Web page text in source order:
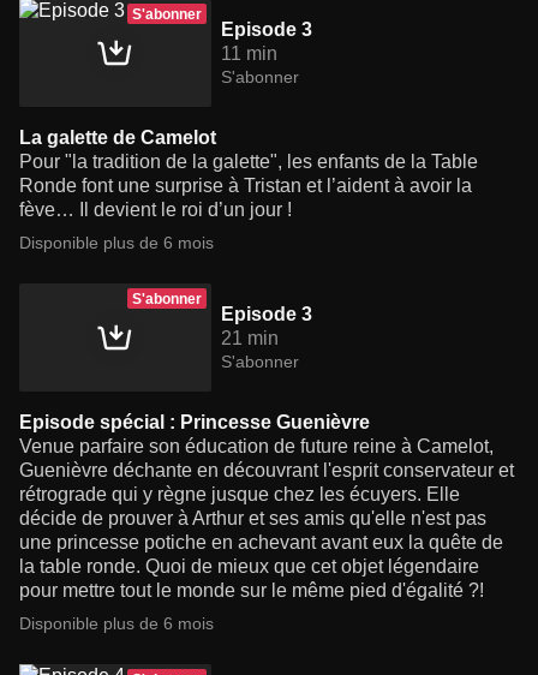
S'abonner
Episode 3
11 min
S'abonner
La galette de Camelot
Pour "la tradition de la galette", les enfants de la Table
Ronde font une surprise à Tristan et l’aident à avoir la
fève… Il devient le roi d’un jour !
Disponible plus de 6 mois
S'abonner
Episode 3
21 min
S'abonner
Episode spécial : Princesse Guenièvre
Venue parfaire son éducation de future reine à Camelot,
Guenièvre déchante en découvrant l'esprit conservateur et
rétrograde qui y règne jusque chez les écuyers. Elle
décide de prouver à Arthur et ses amis qu'elle n'est pas
une princesse potiche en achevant avant eux la quête de
la table ronde. Quoi de mieux que cet objet légendaire
pour mettre tout le monde sur le même pied d'égalité ?!
Disponible plus de 6 mois